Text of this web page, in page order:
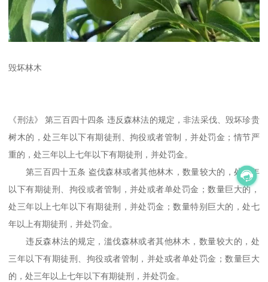
毁坏林木
《刑法》 第三百四十四条 违反森林法的规定，非法采伐、毁坏珍贵
树木的，处三年以下有期徒刑、拘役或者管制，并处罚金；情节严
重的，处三年以上七年以下有期徒刑，并处罚金。
第三百四十五条 盗伐森林或者其他林木，数量较大的，处三年
以下有期徒刑、拘役或者管制，并处或者单处罚金；数量巨大的，
处三年以上七年以下有期徒刑，并处罚金；数量特别巨大的，处七
年以上有期徒刑，并处罚金。
违反森林法的规定，滥伐森林或者其他林木，数量较大的，处
三年以下有期徒刑、拘役或者管制，并处或者单处罚金；数量巨大
的，处三年以上七年以下有期徒刑，并处罚金。